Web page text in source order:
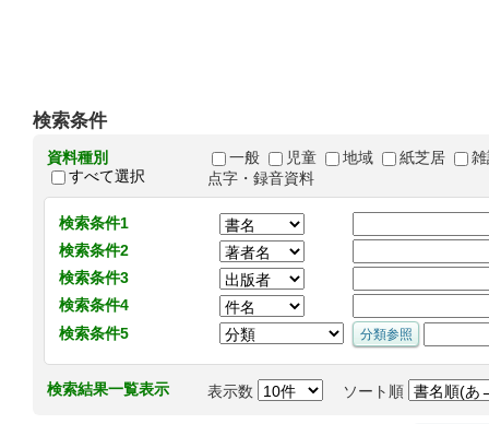
検索条件
資料種別
すべて選択
一般 児童 地域 紙芝居
点字・録音資料
検索条件1
検索条件2
検索条件3
検索条件4
検索条件5
検索結果一覧表示 表示数 ソート順